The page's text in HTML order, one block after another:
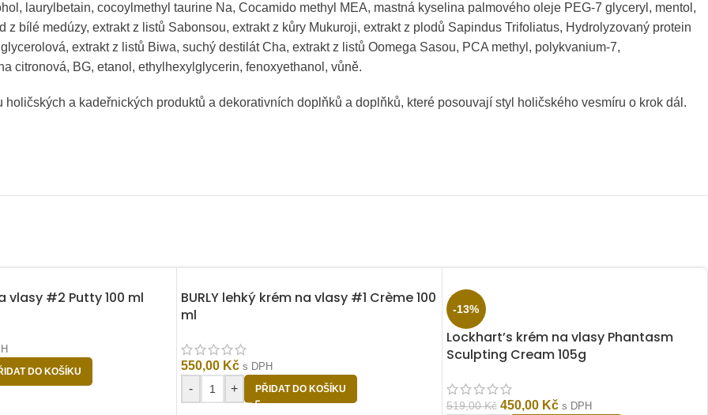
laurylbetain, cocoylmethyl taurine Na, Cocamido methyl MEA, mastná kyselina palmového oleje PEG-7 glyceryl, mentol,
bílé medúzy, extrakt z listů Sabonsou, extrakt z kůry Mukuroji, extrakt z plodů Sapindus Trifoliatus, Hydrolyzovaný protein
extrakt z listů Biwa, suchý destilát Cha, extrakt z listů Oomega Sasou, PCA methyl, polykvanium-7,
citronová, BG, etanol, ethylhexylglycerin, fenoxyethanol, vůně.
a kadeřnických produktů a dekorativních doplňků a doplňků, které posouvají styl holičského vesmíru o krok dál.
vlasy #2 Putty 100 ml
DO KOŠÍKU
BURLY lehký krém na vlasy #1 Crème 100
ml
550,00 Kč s DPH
- + PŘIDAT DO KOŠÍKU
-13%
Lockhart’s krém na vlasy Phantasm
Sculpting Cream 105g
519,00Kč 450,00 Kč s DPH